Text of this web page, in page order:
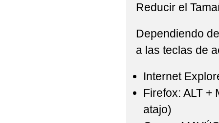
Reducir el
Dependiendo
a las teclas de
Internet
Firefox: ALT +
atajo)